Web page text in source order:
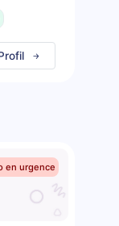
en urgence